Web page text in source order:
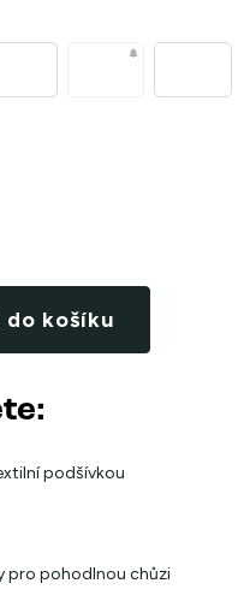
košíku
podšívkou
pro pohodlnou chůzi